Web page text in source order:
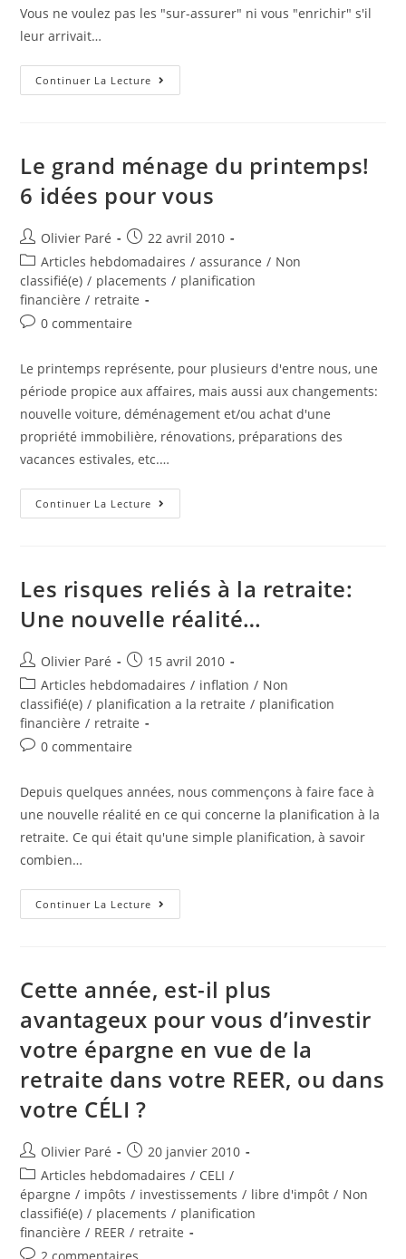
Vous ne voulez pas les "sur-assurer" ni vous "enrichir" s'il
leur arrivait…
Continuer La Lecture L’assurance
Pour
Non?
Le grand ménage du printemps!
6 idées pour vous
Auteur/autrice
de
la
publication :
Olivier Paré
Post
published:
22 avril 2010
Post
category:
Articles hebdomadaires / assurance / Non
classifié(e) / placements / planification
financière / retraite
Post0 commentaire
Le printemps représente, pour plusieurs d'entre nous, une
période propice aux affaires, mais aussi aux changements:
nouvelle voiture, déménagement et/ou achat d'une
propriété immobilière, rénovations, préparations des
vacances estivales, etc.…
Continuer La Lecture Le
Grand
Idées
Pour
Les risques reliés à la retraite:
Une nouvelle réalité…
Auteur/autrice
de
la
publication :
Olivier Paré
Post
published:
15 avril 2010
Post
category:
Articles hebdomadaires / inflation / Non
classifié(e) / planification a la retraite / planification
financière / retraite
Post0 commentaire
Depuis quelques années, nous commençons à faire face à
une nouvelle réalité en ce qui concerne la planification à la
retraite. Ce qui était qu'une simple planification, à savoir
combien…
Continuer La Lecture Les
Risques
Nouvelle
Réalité…
Cette année, est-il plus
avantageux pour vous d’investir
votre épargne en vue de la
retraite dans votre REER, ou dans
votre CÉLI ?
Auteur/autrice
de
la
publication :
Olivier Paré
Post
published:
20 janvier 2010
Post
category:
Articles hebdomadaires / CELI /
épargne / impôts / investissements / libre d'impôt / Non
classifié(e) / placements / planification
financière / REER / retraite
Post